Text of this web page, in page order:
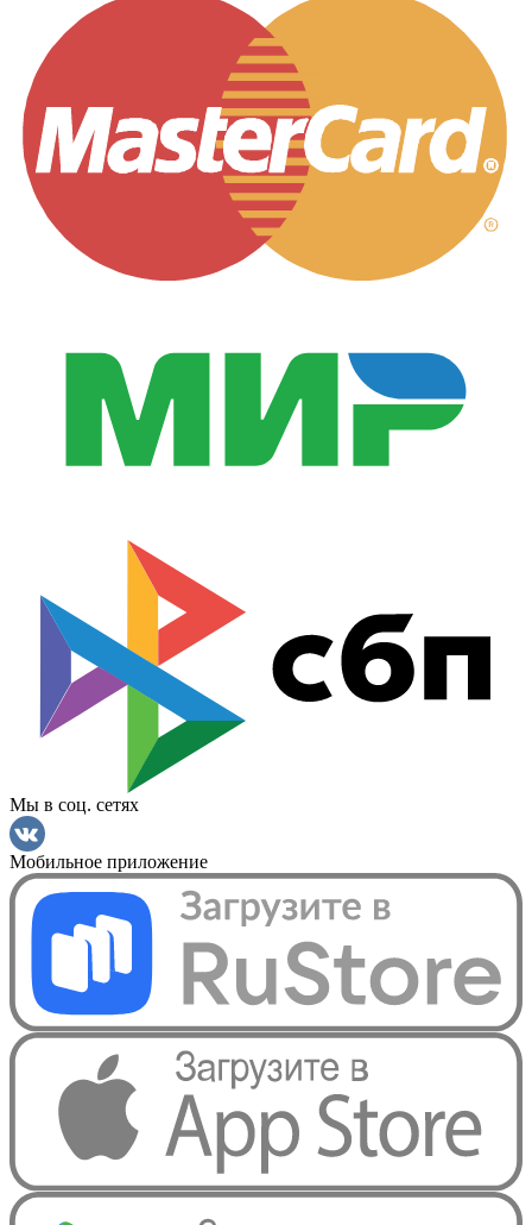
Мы в соц. сетях
Мобильное приложение